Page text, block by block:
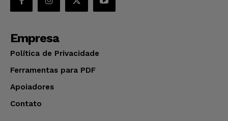
Empresa
Política de Privacidade
Ferramentas para PDF
Apoiadores
Contato